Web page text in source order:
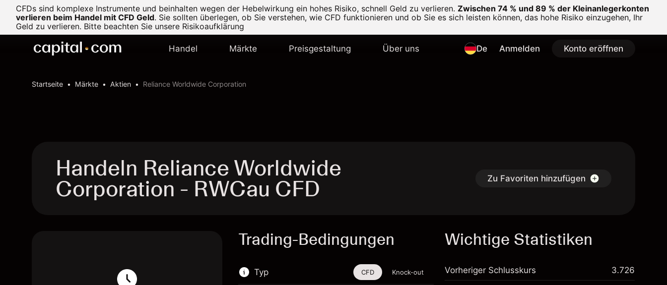
CFDs sind komplexe Instrumente und beinhalten wegen der Hebelwirkung ein hohes Risiko, schnell Geld zu verlieren. Zwischen 74 % und 89 % der Kleinanlegerkonten
verlieren beim Handel mit CFD Geld. Sie sollten überlegen, ob Sie verstehen, wie CFD funktionieren und ob Sie es sich leisten können, das hohe Risiko einzugehen, Ihr
Geld zu verlieren. Bitte beachten Sie unsere Risikoaufklärung
Handel Märkte Preisgestaltung Über uns De Anmelden Konto eröffnen
Startseite Märkte Aktien Reliance Worldwide Corporation
Handeln Reliance Worldwide
Corporation - RWCau CFD Zu Favoriten hinzufügen
Trading-Bedingungen
Typ CFD Knock-out
Wichtige Statistiken
Vorheriger Schlusskurs 3.726